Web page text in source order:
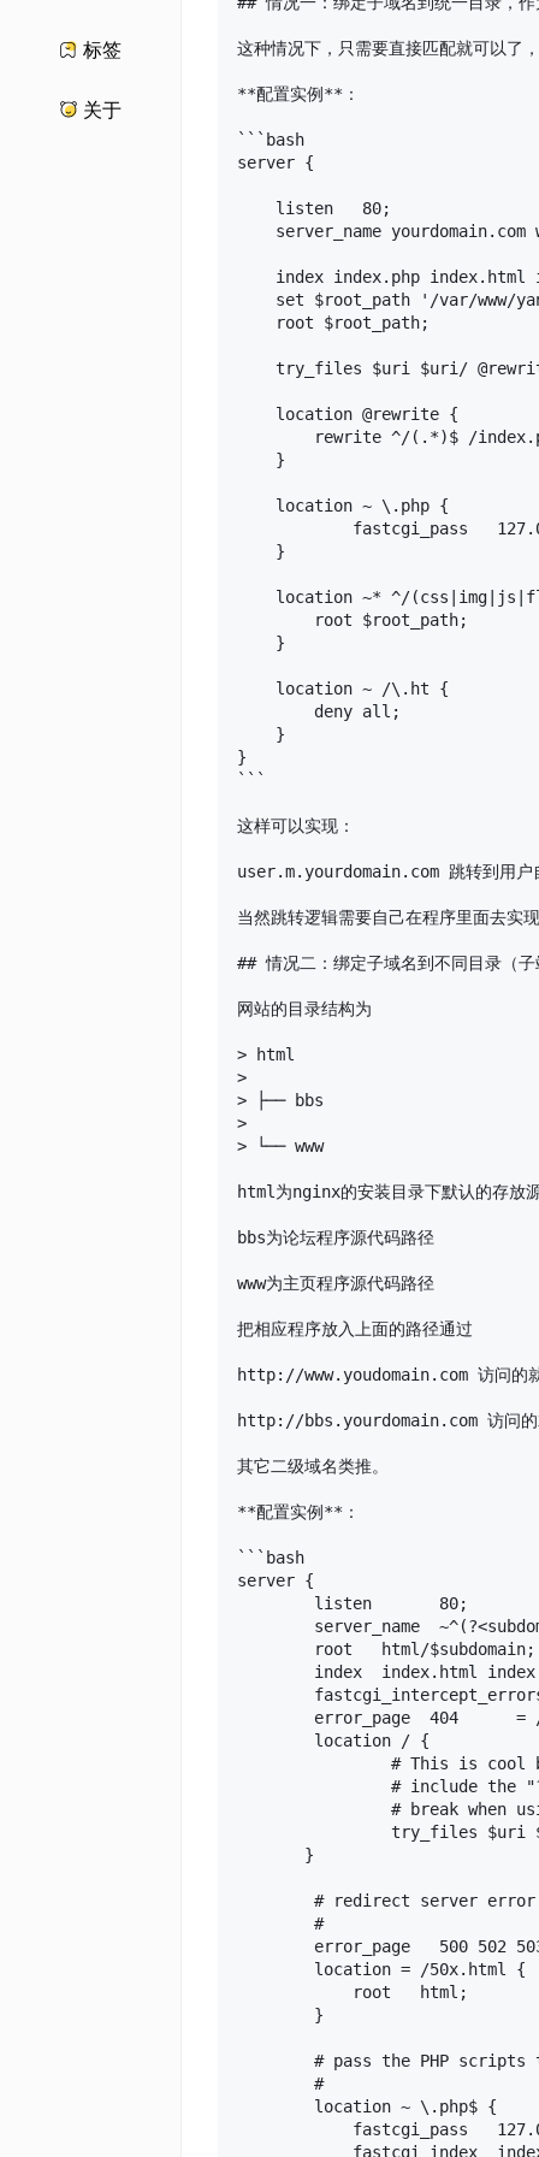
标签
关于
这种情况下，只需要直接匹配就可以了
**配置实例**：
```bash
server {
    listen   80;
server_name yourdomain.com
index index.php index.html
set $root_path '/var/www/
    root $root_path;
try_files $uri $uri/
    location @rewrite {
rewrite ^/(.*)$ /
    }
    location ~ \.php {
fastcgi_pass
    }
location ~* ^/
        root $root_path;
    }
    location ~ /\.ht {
        deny all;
    }
}
```
这样可以实现：
user.m.yourdomain.com 跳转到用户
当然跳转逻辑需要自己在程序里面去实
## 情况二：绑定子域名到不同目录（子
网站的目录结构为
> html
>
> ├── bbs
>
> └── www
html为nginx的安装目录下默认的存放
bbs为论坛程序源代码路径
www为主页程序源代码路径
把相应程序放入上面的路径通过
http://www.youdomain.com 访问的
http://bbs.yourdomain.com 访问的
其它二级域名类推。
**配置实例**：
```bash
server {
        listen       80;
server_name
root   html/
index  index.html
error_page  404      =
        location / {
# This is cool
# include the
# break when
try_files $uri
       }
# redirect server
        #
error_page   500 502
        location = /50x.html {
            root   html;
        }
# pass the PHP scripts
        #
        location ~ \.php$ {
fastcgi_pass
fastcgi_index